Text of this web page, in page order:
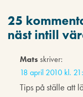
25
näst intill
Matsskriver:
18 april 2010 kl.
Tips på ställe att